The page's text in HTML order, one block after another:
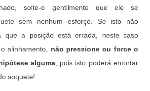
solte-o gentilmente que ele se
sem nenhum esforço. Se isto não
que a posição está errada, neste caso
alinhamento, não pressione ou force o
alguma, pois isto poderá entortar
soquete!